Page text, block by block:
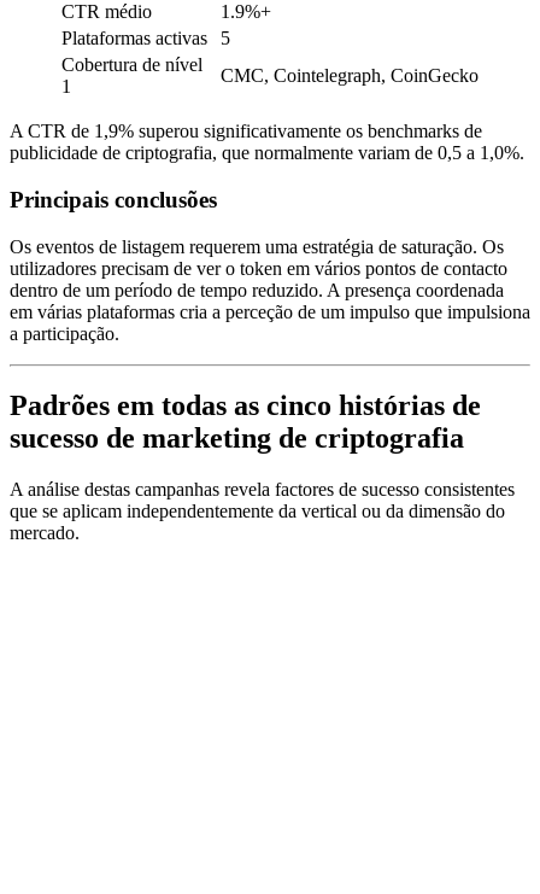
CTR médio
1.9%+
Plataformas activas
5
Cobertura de nível
1
CMC, Cointelegraph, CoinGecko
A CTR de 1,9% superou significativamente os benchmarks de
publicidade de criptografia, que normalmente variam de 0,5 a 1,0%.
Principais conclusões
Os eventos de listagem requerem uma estratégia de saturação. Os
utilizadores precisam de ver o token em vários pontos de contacto
dentro de um período de tempo reduzido. A presença coordenada
em várias plataformas cria a perceção de um impulso que impulsiona
a participação.
Padrões em todas as cinco histórias de
sucesso de marketing de criptografia
A análise destas campanhas revela factores de sucesso consistentes
que se aplicam independentemente da vertical ou da dimensão do
mercado.